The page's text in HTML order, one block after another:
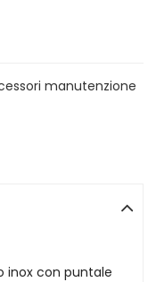
manutenzione
inox con puntale